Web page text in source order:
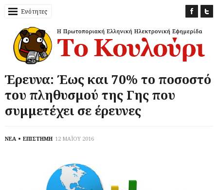
Ενότητες
Έρευνα: Έως και 70% το ποσοστό
του πληθυσμού της Γης που
συμμετέχει σε έρευνες
ΝΕΑ ΕΠΙΣΤΗΜΗ 12 ΜΑΪΟΥ 2016